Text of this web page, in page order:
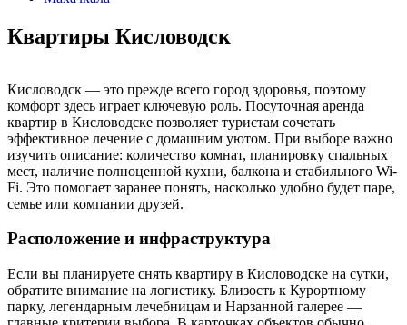
Квартиры Кисловодск
Кисловодск — это прежде всего город здоровья, поэтому
комфорт здесь играет ключевую роль. Посуточная аренда
квартир в Кисловодске позволяет туристам сочетать
эффективное лечение с домашним уютом. При выборе важно
изучить описание: количество комнат, планировку спальных
мест, наличие полноценной кухни, балкона и стабильного Wi-
Fi. Это помогает заранее понять, насколько удобно будет паре,
семье или компании друзей.
Расположение и инфраструктура
Если вы планируете снять квартиру в Кисловодске на сутки,
обратите внимание на логистику. Близость к Курортному
парку, легендарным лечебницам и Нарзанной галерее —